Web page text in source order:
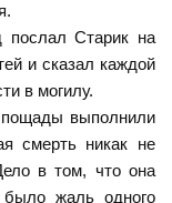
Старик на
и сказал каждой
в могилу.
выполнили
смерть никак не
в том, что она
жаль одного